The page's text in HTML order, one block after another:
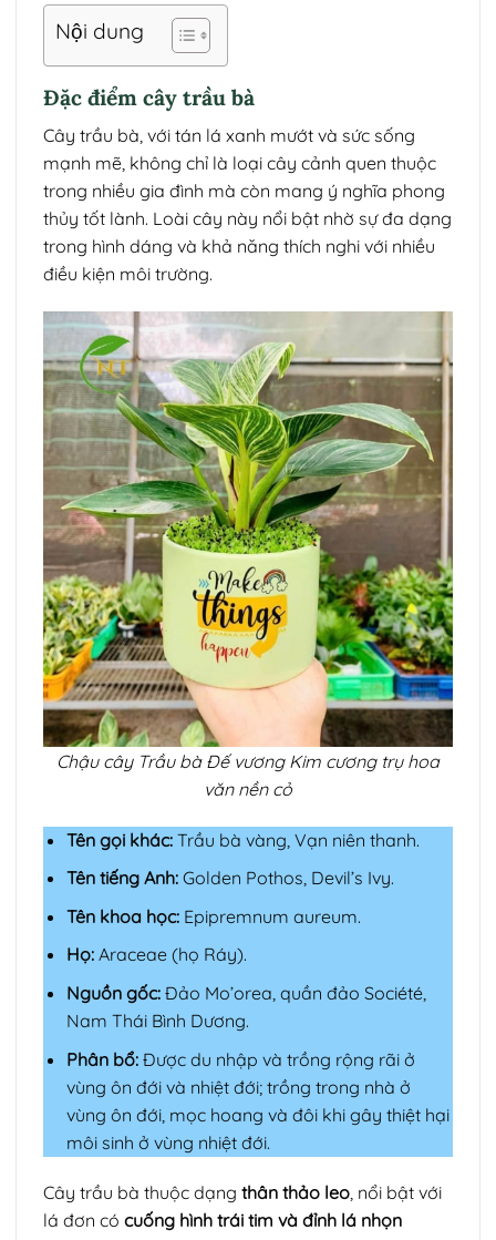
Nội dung
Đặc điểm cây trầu bà
Cây trầu bà, với tán lá xanh mướt và sức sống
mạnh mẽ, không chỉ là loại cây cảnh quen thuộc
trong nhiều gia đình mà còn mang ý nghĩa phong
thủy tốt lành. Loài cây này nổi bật nhờ sự đa dạng
trong hình dáng và khả năng thích nghi với nhiều
điều kiện môi trường.
Chậu cây Trầu bà Đế vương Kim cương trụ hoa
văn nền cỏ
Tên gọi khác:Trầu bà vàng, Vạn niên thanh.
Tên tiếng Anh:Golden Pothos, Devil’s Ivy.
Tên khoa học:Epipremnum aureum.
Họ:Araceae (họ Ráy).
Nguồn gốc:Đảo Mo’orea, quần đảo Société,
Nam Thái Bình Dương.
Phân bổ:Được du nhập và trồng rộng rãi ở
vùng ôn đới và nhiệt đới; trồng trong nhà ở
vùng ôn đới, mọc hoang và đôi khi gây thiệt hại
môi sinh ở vùng nhiệt đới.
Cây trầu bà thuộc dạng thân thảo leo, nổi bật với
lá đơn có cuống hình trái tim và đỉnh lá nhọn